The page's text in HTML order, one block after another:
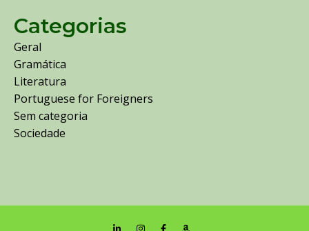
Categorias
Geral
Gramática
Literatura
Portuguese for Foreigners
Sem categoria
Sociedade